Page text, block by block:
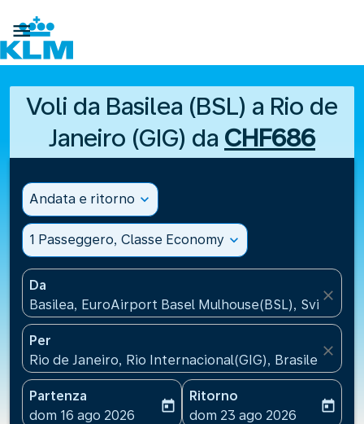

Voli da Basilea (BSL) a Rio de
Janeiro (GIG) da CHF686
Andata e ritorno expand_more
1 Passeggero, Classe Economy expand_more
Da
Basilea, EuroAirport Basel Mulhouse(BSL), Svizzera
close
Per
Rio de Janeiro, Rio Internacional(GIG), Brasile
close
Partenza
fc-booking-departure-date-aria-label
dom 16 ago 2026
today
Ritorno
fc-booking-return-date-
dom 23 ago 2026
today